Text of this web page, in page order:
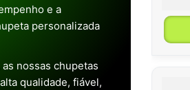
e a
personalizada
nossas chupetas
qualidade, fiável,